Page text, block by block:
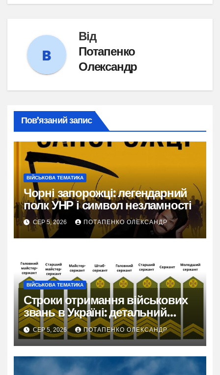
Від
Потапенко
Олександр
Пов’язаний запис
ВІЙСЬКОВА ТЕМАТИКА
Чорні запорожці: легендарний
полк УНР і символ незламності
СЕР 5, 2026 ПОТАПЕНКО ОЛЕКСАНДР
ВІЙСЬКОВА ТЕМАТИКА
Строки отримання військових
звань в Україні: детальний
розбір правил 2026
СЕР 5, 2026 ПОТАПЕНКО ОЛЕКСАНДР